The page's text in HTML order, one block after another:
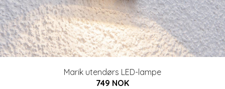
Marik utendørs LED-lampe
749 NOK